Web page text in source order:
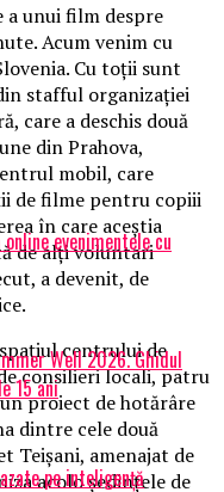
a unui film despre
Acum venim cu
Cu toții sunt
stafful organizației
care a deschis două
din Prahova,
mobil, care
de filme pentru copiii
în care aceștia
de alți voluntari
a devenit, de
centrului de
consilieri locali, patru
un proiect de hotărâre
dintre cele două
Teișani, amenajat de
acolo ședințele de
evenimentele cu
Well 2026. Ghidul
15 ani
pe inteligență